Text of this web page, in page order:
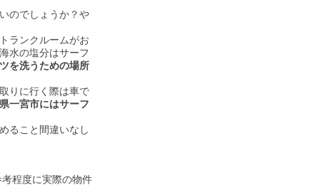
のでしょうか？や
ランクルームがお
水の塩分はサーフ
を洗うための場所
りに行く際は車で
一宮市にはサーフ
ること間違いなし
程度に実際の物件